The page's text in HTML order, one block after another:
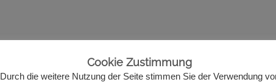
Cookie Zustimmung
Durch die weitere Nutzung der Seite stimmen Sie der Verwendung